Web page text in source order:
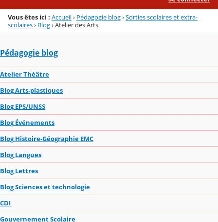
Vous êtes ici : Accueil› Pédagogie blog›Sorties scolaires et extra-
scolaires› Blog›Atelier des Arts
Pédagogie blog
Atelier Théâtre
Blog Arts-plastiques
Blog EPS/UNSS
Blog Événements
Blog Histoire-Géographie EMC
Blog Langues
Blog Lettres
Blog Sciences et technologie
CDI
Gouvernement Scolaire